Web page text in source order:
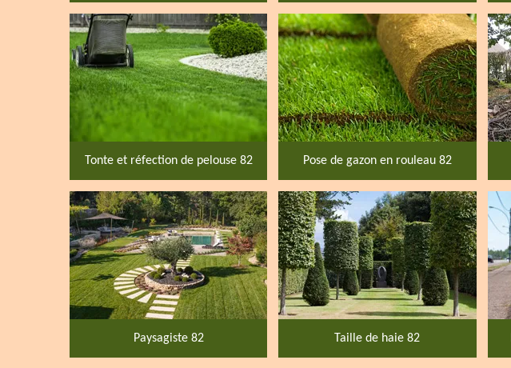
Tonte et réfection de pelouse 82 Pose de gazon en rouleau 82
Paysagiste 82 Taille de haie 82